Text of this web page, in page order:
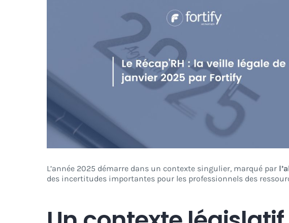
L’année 2025 démarre dans un contexte singulier, marqué par
des incertitudes importantes pour les professionnels des